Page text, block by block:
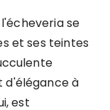
se
et ses teintes
d'élégance à
est